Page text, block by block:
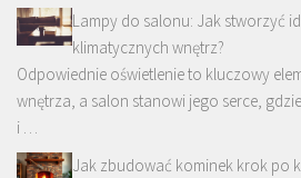
Lampy do salonu: Jak stworzyć
klimatycznych wnętrz?
Odpowiednie oświetlenie to kluczowy
wnętrza, a salon stanowi jego serce,
i …
Jak zbudować kominek krok po